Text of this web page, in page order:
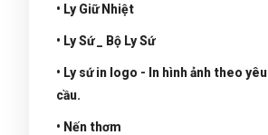
• Ly Giữ Nhiệt
• Ly Sứ _ Bộ Ly Sứ
• Ly sứ in logo - In hình ảnh theo yêu
cầu.
• Nến thơm